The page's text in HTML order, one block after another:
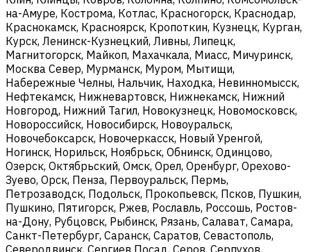
на-Амуре, Кострома, Котлас, Красногорск, Краснодар,
Краснокамск, Красноярск, Кропоткин, Кузнецк, Курган,
Курск, Ленинск-Кузнецкий, Ливны, Липецк,
Магнитогорск, Майкоп, Махачкала, Миасс, Мичуринск,
Москва Север, Мурманск, Муром, Мытищи,
Набережные Челны, Нальчик, Находка, Невинномысск,
Нефтекамск, Нижневартовск, Нижнекамск, Нижний
Новгород, Нижний Тагил, Новокузнецк, Новомосковск,
Новороссийск, Новосибирск, Новоуральск,
Новочебоксарск, Новочеркасск, Новый Уренгой,
Ногинск, Норильск, Ноябрьск, Обнинск, Одинцово,
Озерск, Октябрьский, Омск, Орел, Оренбург, Орехово-
Зуево, Орск, Пенза, Первоуральск, Пермь,
Петрозаводск, Подольск, Прокопьевск, Псков, Пушкин,
Пушкино, Пятигорск, Ржев, Рославль, Россошь, Ростов-
на-Дону, Рубцовск, Рыбинск, Рязань, Салават, Самара,
Санкт-Петербург, Саранск, Саратов, Севастополь,
Северодвинск, Сергиев Посад, Серов, Серпухов,